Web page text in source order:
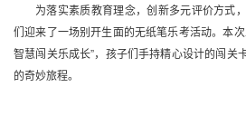
为落实素质教育理念，创新多元评价方式
们迎来了一场别开生面的无纸笔乐考活动。本
智慧闯关乐成长”，孩子们手持精心设计的闯关
的奇妙旅程。